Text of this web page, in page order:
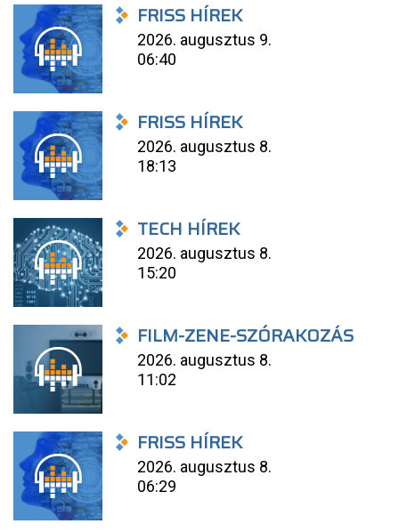
FRISS HÍREK
2026. augusztus 9.
06:40
FRISS HÍREK
2026. augusztus 8.
18:13
TECH HÍREK
2026. augusztus 8.
15:20
FILM-ZENE-SZÓRAKOZÁS
2026. augusztus 8.
11:02
FRISS HÍREK
2026. augusztus 8.
06:29